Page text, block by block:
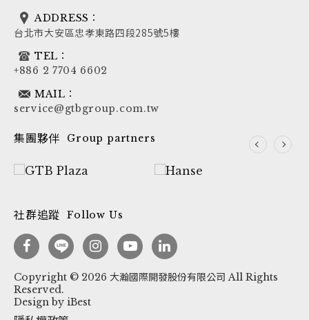
ADDRESS：
台北市大安區忠孝東路四段285號5樓
TEL：
+886 2 7704 6602
MAIL：
service@gtbgroup.com.tw
集團夥伴 Group partners
社群追蹤 Follow Us
Copyright © 2026 大瀚國際開發股份有限公司 All Rights
Reserved.
Design by iBest